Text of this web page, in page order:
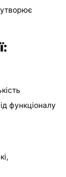
утворює
функціоналу